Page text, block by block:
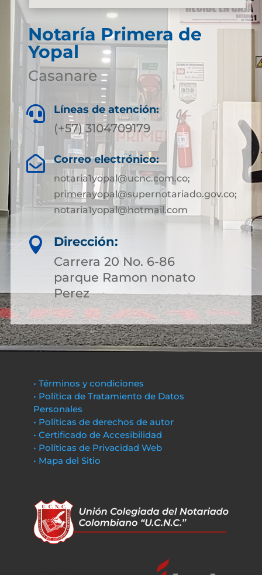
Notaría Primera de
Yopal
Casanare
 Líneas de atención:
(+57) 3104709179
 Correo electrónico:
notaria1yopal@ucnc.com.co;
primerayopal@supernotariado.gov.co;
notaria1yopal@hotmail.com

Dirección:
Carrera 20 No. 6-86
parque Ramon nonato
Perez
• Términos y condiciones
• Política de Tratamiento de Datos
Personales
• Políticas de derechos de autor
• Certificado de Accesibilidad
• Políticas de Privacidad Web
• Mapa del Sitio